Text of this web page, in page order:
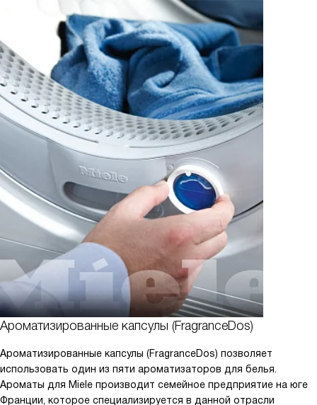
Ароматизированные капсулы (FragranceDos)
Ароматизированные капсулы (FragranceDos) позволяет
использовать один из пяти ароматизаторов для белья.
Ароматы для Miele производит семейное предприятие на юге
Франции, которое специализируется в данной отрасли